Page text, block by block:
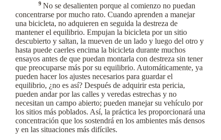
9No se desalienten porque al comienzo no puedan
concentrarse por mucho rato. Cuando aprenden a manejar
una bicicleta, no adquieren en seguida la destreza de
mantener el equilibrio. Empujan la bicicleta por un sitio
descubierto y saltan, la mueven de un lado y luego del otro y
hasta puede caerles encima la bicicleta durante muchos
ensayos antes de que puedan montarla con destreza sin tener
que preocuparse más por su equilibrio. Automáticamente, ya
pueden hacer los ajustes necesarios para guardar el
equilibrio, ¿no es así? Después de adquirir esta pericia,
pueden andar por las calles y veredas estrechas y no
necesitan un campo abierto; pueden manejar su vehículo por
los sitios más poblados. Así, la práctica les proporcionará una
concentración que los sostendrá en los ambientes más densos
y en las situaciones más difíciles.